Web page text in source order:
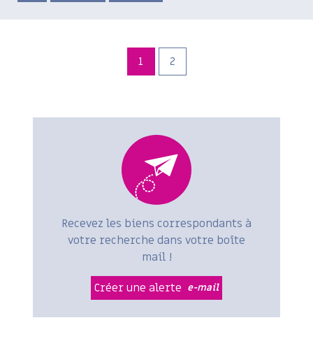
1 2
Recevez les biens correspondants à
votre recherche dans votre boîte
mail !
Créer une alerte e-mail